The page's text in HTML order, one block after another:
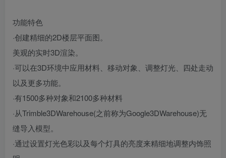
功能特色
·创建精细的2D楼层平面图。
美观的实时3D渲染。
·可以在3D环境中应用材料、移动对象、调整灯光、四处走动
以及更多功能。
·有1500多种对象和2100多种材料
·从Trimble3DWarehouse(之前称为Google3DWarehouse)无
缝导入模型。
·通过设置灯光色彩以及每个灯具的亮度来精细地调整内饰照